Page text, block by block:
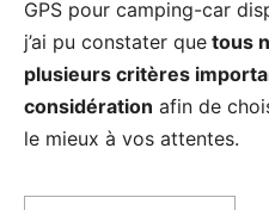
GPS pour camping-car
j’ai pu constater que tous
plusieurs critères
considération afin de
le mieux à vos attentes.